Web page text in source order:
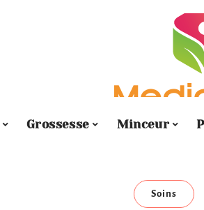
Grossesse Minceur
Soins